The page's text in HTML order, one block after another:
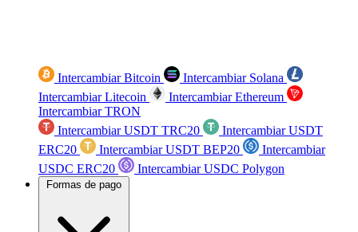
Intercambiar Bitcoin
Intercambiar Solana
Intercambiar Litecoin
Intercambiar Ethereum
Intercambiar TRON
Intercambiar USDT TRC20
Intercambiar USDT
ERC20
Intercambiar USDT BEP20
Intercambiar
USDC ERC20
Intercambiar USDC Polygon
Formas de pago